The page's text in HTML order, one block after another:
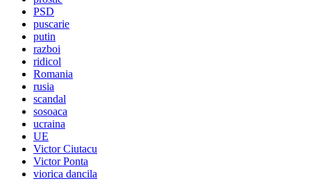
PSD
puscarie
putin
razboi
ridicol
Romania
rusia
scandal
sosoaca
ucraina
UE
Victor Ciutacu
Victor Ponta
viorica dancila